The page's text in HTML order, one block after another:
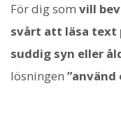
För dig som vill
svårt att läsa text
suddig syn eller
lösningen